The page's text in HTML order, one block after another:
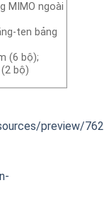
MIMO ngoài
ten bảng
(6 bộ);
bộ)
preview/